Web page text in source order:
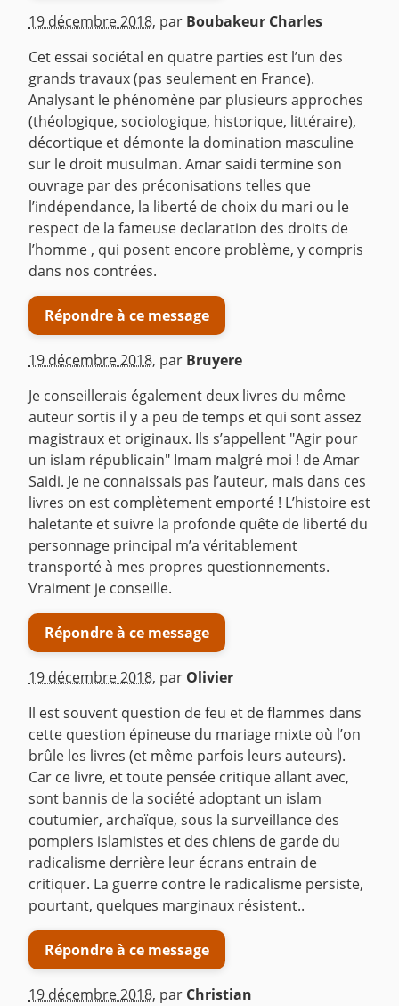
19 décembre 2018, par Boubakeur Charles
Cet essai sociétal en quatre parties est l’un des
grands travaux (pas seulement en France).
Analysant le phénomène par plusieurs approches
(théologique, sociologique, historique, littéraire),
décortique et démonte la domination masculine
sur le droit musulman. Amar saidi termine son
ouvrage par des préconisations telles que
l’indépendance, la liberté de choix du mari ou le
respect de la fameuse declaration des droits de
l’homme , qui posent encore problème, y compris
dans nos contrées.
Répondre à ce message
19 décembre 2018, par Bruyere
Je conseillerais également deux livres du même
auteur sortis il y a peu de temps et qui sont assez
magistraux et originaux. Ils s’appellent "Agir pour
un islam républicain" Imam malgré moi ! de Amar
Saidi. Je ne connaissais pas l’auteur, mais dans ces
livres on est complètement emporté ! L’histoire est
haletante et suivre la profonde quête de liberté du
personnage principal m’a véritablement
transporté à mes propres questionnements.
Vraiment je conseille.
Répondre à ce message
19 décembre 2018, par Olivier
Il est souvent question de feu et de flammes dans
cette question épineuse du mariage mixte où l’on
brûle les livres (et même parfois leurs auteurs).
Car ce livre, et toute pensée critique allant avec,
sont bannis de la société adoptant un islam
coutumier, archaïque, sous la surveillance des
pompiers islamistes et des chiens de garde du
radicalisme derrière leur écrans entrain de
critiquer. La guerre contre le radicalisme persiste,
pourtant, quelques marginaux résistent..
Répondre à ce message
19 décembre 2018, par Christian